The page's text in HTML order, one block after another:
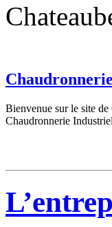
Bienvenue sur le site
Chaudronnerie